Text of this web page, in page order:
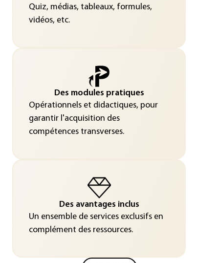
Quiz, médias, tableaux, formules,
vidéos, etc.
Des modules pratiques
Opérationnels et didactiques, pour
garantir l'acquisition des
compétences transverses.
Des avantages inclus
Un ensemble de services exclusifs en
complément des ressources.